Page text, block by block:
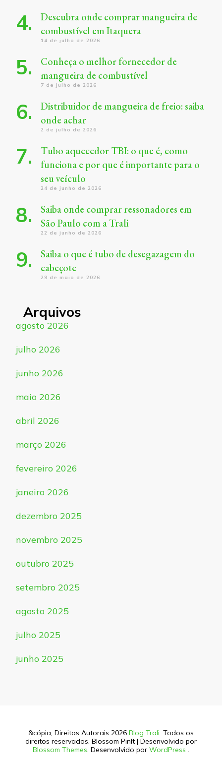
Descubra onde comprar mangueira de
combustível em Itaquera
14 de julho de 2026
Conheça o melhor fornecedor de
mangueira de combustível
7 de julho de 2026
Distribuidor de mangueira de freio: saiba
onde achar
2 de julho de 2026
Tubo aquecedor TBI: o que é, como
funciona e por que é importante para o
seu veículo
24 de junho de 2026
Saiba onde comprar ressonadores em
São Paulo com a Trali
22 de junho de 2026
Saiba o que é tubo de desegazagem do
cabeçote
29 de maio de 2026
Arquivos
agosto 2026
julho 2026
junho 2026
maio 2026
abril 2026
março 2026
fevereiro 2026
janeiro 2026
dezembro 2025
novembro 2025
outubro 2025
setembro 2025
agosto 2025
julho 2025
junho 2025
&cópia; Direitos Autorais 2026 Blog Trali. Todos os
direitos reservados. Blossom PinIt | Desenvolvido por
Blossom Themes. Desenvolvido por WordPress .